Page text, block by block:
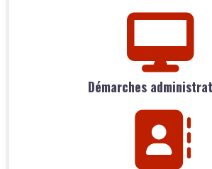
Démarches